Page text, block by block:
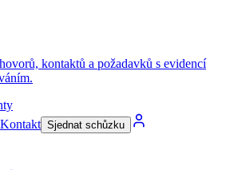
kontaktů a požadavků s evidencí
Kontakt Sjednat schůzku